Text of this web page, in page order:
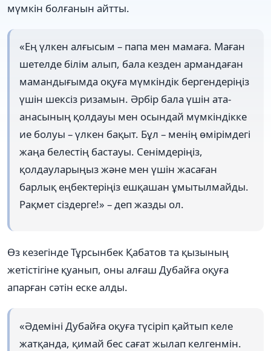
мүмкін болғанын айтты.
«Ең үлкен алғысым – папа мен мамаға. Маған
шетелде білім алып, бала кезден армандаған
мамандығымда оқуға мүмкіндік бергендеріңіз
үшін шексіз ризамын. Әрбір бала үшін ата-
анасының қолдауы мен осындай мүмкіндікке
ие болуы – үлкен бақыт. Бұл – менің өмірімдегі
жаңа белестің бастауы. Сенімдеріңіз,
қолдауларыңыз және мен үшін жасаған
барлық еңбектеріңіз ешқашан ұмытылмайды.
Рақмет сіздерге!» – деп жазды ол.
Өз кезегінде Тұрсынбек Қабатов та қызының
жетістігіне қуанып, оны алғаш Дубайға оқуға
апарған сәтін еске алды.
«Әдеміні Дубайға оқуға түсіріп қайтып келе
жатқанда, қимай бес сағат жылап келгенмін.